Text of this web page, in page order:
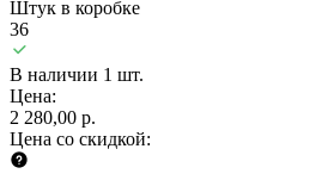
Штук в коробке
36
В наличии 1 шт.
Цена:
2 280,00 р.
Цена со скидкой: